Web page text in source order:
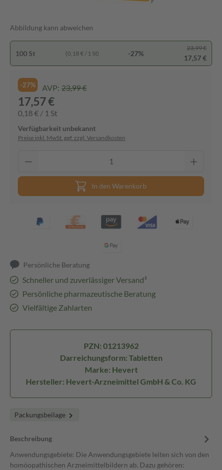
Abbildung kann abweichen
100 St (0,18 € / 1 St) -27%
23,99 €
17,57 €
-27% AVP: 23,99 €
17,57 €
0,18 € / 1 St
Verfügbarkeit unbekannt
Preise inkl. MwSt. ggf. zzgl. Versandkosten
In den Warenkorb
Persönliche Beratung
Schneller und zuverlässiger Versand³
Persönliche pharmazeutische Beratung
Vielfältige Zahlarten
PZN: 01213962
Darreichungsform: Tabletten
Marke: Hevert
Hersteller: Hevert-Arzneimittel GmbH & Co. KG
Packungsbeilage
Beschreibung
Anwendungsgebiete: Die Anwendungsgebiete leiten sich von den
homöopathischen Arzneimittelbildern ab. Dazu gehören: